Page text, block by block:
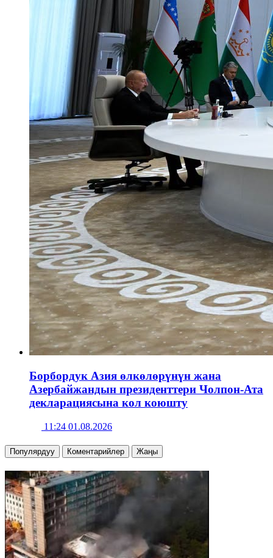
Борбордук Азия өлкөлөрүнүн жана
Азербайжандын президенттери Чолпон-Ата
декларациясына кол коюшту
11:24 01.08.2026
Популярдуу Коментарийлер Жаңы